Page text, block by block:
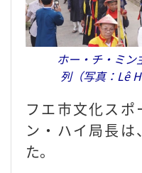
ホー・チ・ミン
列（写真：Lê
フエ市文化スポ
ン・ハイ局長
た。